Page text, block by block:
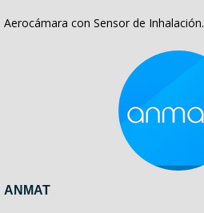
Aerocámara con Sensor de Inhalación.
ANMAT